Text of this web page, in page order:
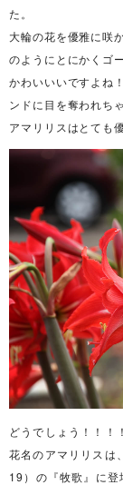
た。
大輪の花を優雅に咲
のようにとにかくゴ
かわいいいですよね
ンドに目を奪われち
アマリリスはとても
どうでしょう！！！
花名のアマリリスは
19）の『牧歌』に